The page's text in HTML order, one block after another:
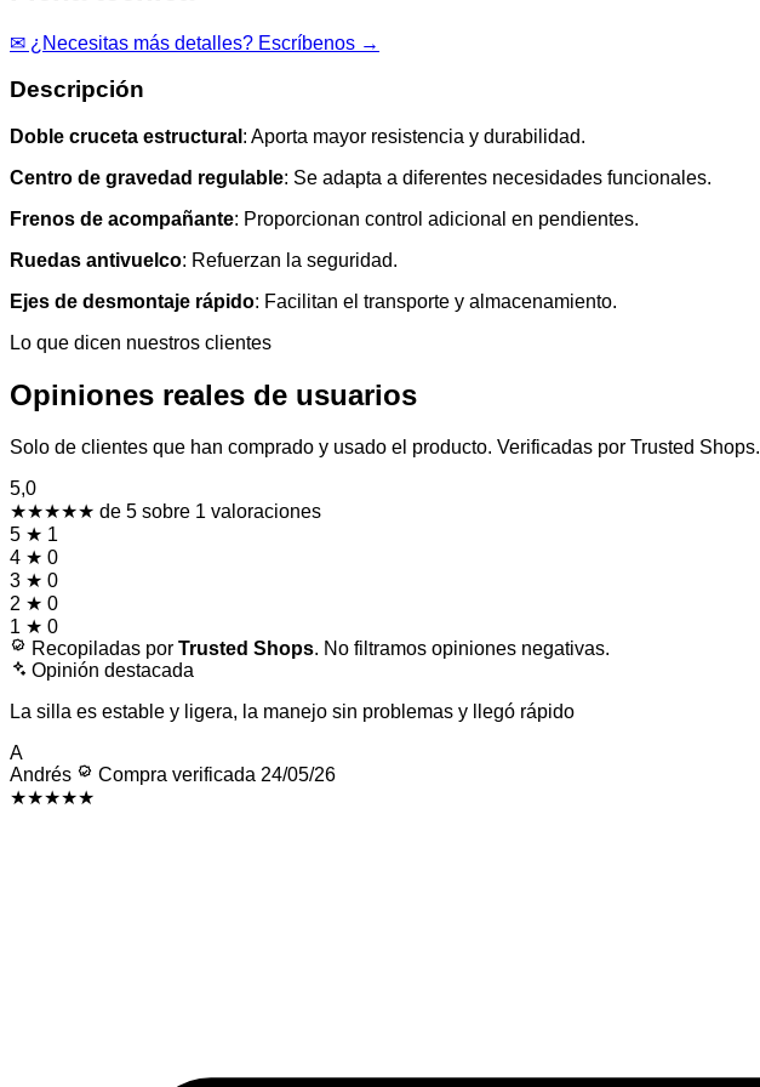
✉ ¿Necesitas más detalles? Escríbenos →
Descripción
Doble cruceta estructural : Aporta mayor resistencia y durabilidad.
Centro de gravedad regulable: Se adapta a diferentes necesidades funcionales.
Frenos de acompañante: Proporcionan control adicional en pendientes.
Ruedas antivuelco: Refuerzan la seguridad.
Ejes de desmontaje rápido: Facilitan el transporte y almacenamiento.
Lo que dicen nuestros clientes
Opiniones reales de usuarios
Solo de clientes que han comprado y usado el producto. Verificadas por Trusted Shops.
5,0
★★★★★ de 5 sobre 1 valoraciones
5 ★ 1
4 ★ 0
3 ★ 0
2 ★ 0
1 ★ 0
Recopiladas por Trusted Shops. No filtramos opiniones negativas.
Opinión destacada
La silla es estable y ligera, la manejo sin problemas y llegó rápido
A
Andrés
Compra verificada 24/05/26
★★★★★